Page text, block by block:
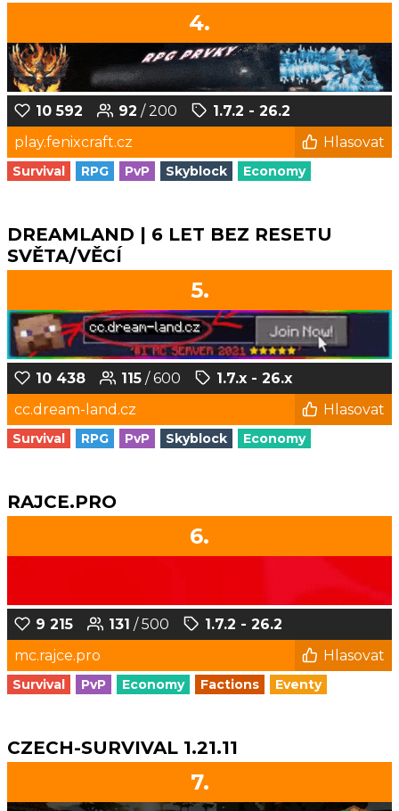
4.
10 592 92 / 200
1.7.2 - 26.2
play.fenixcraft.cz
Hlasovat
Survival RPG PvP Skyblock Economy
DREAMLAND | 6 LET BEZ RESETU
SVĚTA/VĚCÍ
5.
10 438 115 / 600
1.7.x - 26.x
cc.dream-land.cz
Hlasovat
Survival RPG PvP Skyblock Economy
RAJCE.PRO
6.
9 215 131 / 500
1.7.2 - 26.2
mc.rajce.pro
Hlasovat
Survival PvP Economy Factions Eventy
CZECH-SURVIVAL 1.21.11
7.